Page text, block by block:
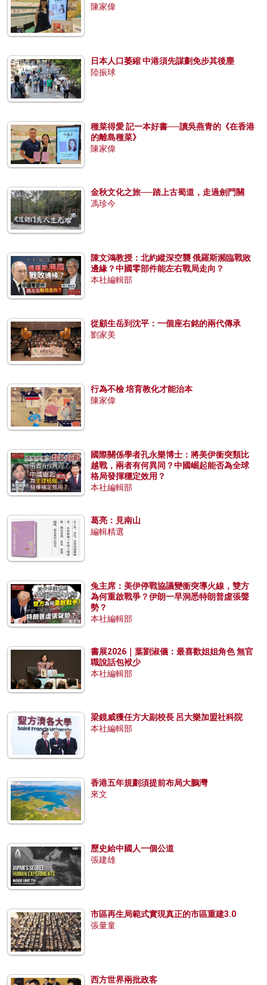
陳家偉
日本人口萎縮 中港須先謀劃免步其後塵
陸振球
種菜得愛 記一本好書──讀吳燕青的《在香港
的離島種菜》
陳家偉
金秋文化之旅──踏上古蜀道，走過劍門關
馮珍今
陳文鴻教授：北約縱深空襲 俄羅斯瀕臨戰敗
邊緣？中國零部件能左右戰局走向？
本社編輯部
從顧生岳到沈平：一個座右銘的兩代傳承
劉家美
行為不檢 培育教化才能治本
陳家偉
國際關係學者孔永樂博士：將美伊衝突類比
越戰，兩者有何異同？中國崛起能否為全球
格局發揮穩定效用？
本社編輯部
葛亮：見南山
編輯精選
兔主席：美伊停戰協議變衝突導火線，雙方
為何重啟戰爭？伊朗一早洞悉特朗普虛張聲
勢？
本社編輯部
書展2026｜葉劉淑儀：最喜歡姐姐角色 無官
職說話包袱少
本社編輯部
梁鏡威獲任方大副校長 呂大樂加盟社科院
本社編輯部
香港五年規劃須提前布局大鵬灣
來文
歷史給中國人一個公道
張建雄
市區再生局範式實現真正的市區重建3.0
張量童
西方世界兩批政客